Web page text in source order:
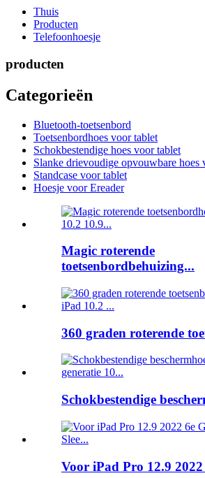
Thuis
Producten
Telefoonhoesje
producten
Categorieën
Bluetooth-toetsenbord
Toetsenbordhoes voor tablet
Schokbestendige hoes voor tablet
Slanke drievoudige opvouwbare hoes
Standcase voor tablet
Hoesje voor Ereader
Magic roterende
toetsenbordbehuizing...
360 graden roterende
Schokbestendige
Voor iPad Pro 12.9 2022